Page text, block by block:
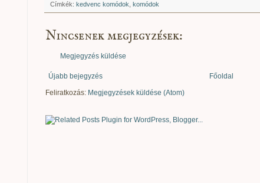
Címkék: kedvenc komódok, komódok
Nincsenek megjegyzések:
Megjegyzés küldése
Újabb bejegyzés
Főoldal
Feliratkozás: Megjegyzések küldése (Atom)